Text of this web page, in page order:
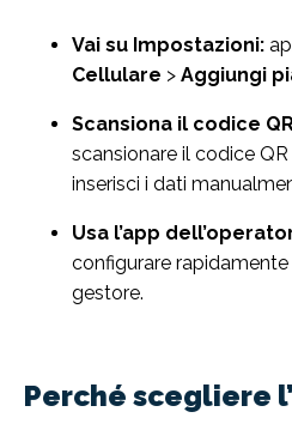
Vai su Impostazioni:
Cellulare > Aggiungi
Scansiona il codice
scansionare il codice
inserisci i dati
Usa l’app
configurare rapidamente
gestore.
Perché scegliere